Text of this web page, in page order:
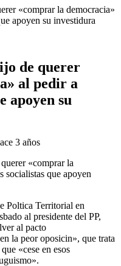
«comprar la democracia»
apoyen su investidura
de querer
al pedir a
apoyen su
3 años
Poltica Territorial en
al presidente del PP,
al pacto
la peor oposicin», que trata
«cese en esos